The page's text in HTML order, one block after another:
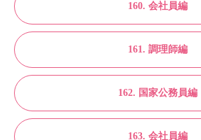
160. 会社員編
161. 調理師編
162. 国家公務員編
163. 会社員編